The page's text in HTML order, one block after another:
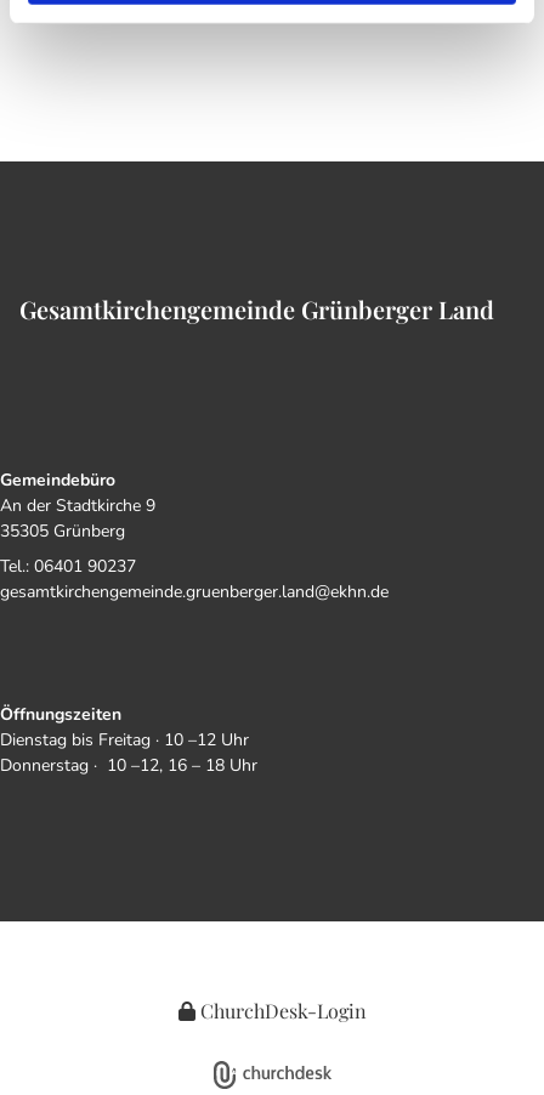
Gesamtkirchengemeinde Grünberger Land
Gemeindebüro
An der Stadtkirche 9
35305 Grünberg
Tel.: 06401 90237
gesamtkirchengemeinde.gruenberger.land@ekhn.de
Öffnungszeiten
Dienstag bis Freitag · 10 –12 Uhr
Donnerstag · 10 –12, 16 – 18 Uhr
ChurchDesk-Login